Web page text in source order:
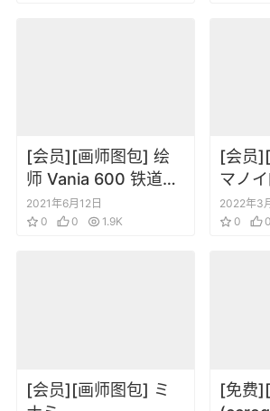
[会员][画师图包] 绘
师 Vania 600 铁道、
电车美少女插画集
2021年6月12日
0
0 1.9K
[会员
マノ
集[更
2022年3
0
0
[会员][画师图包] ミ
[免费